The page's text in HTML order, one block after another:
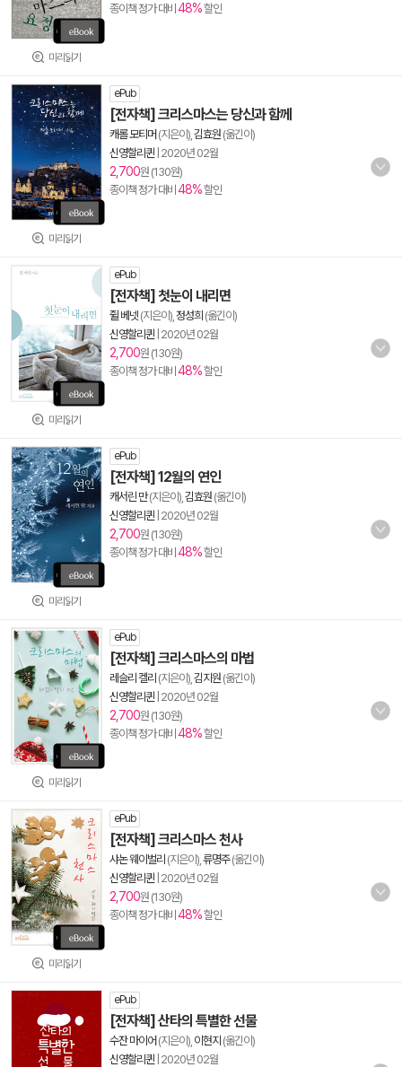
미리읽기
종이책 정가 대비 48%할인
미리읽기
ePub
[전자책] 크리스마스는 당신과 함께
캐롤 모티머 (지은이), 김효원 (옮긴이)
신영할리퀸 2020년 02월
2,700원 (130원)
종이책 정가 대비 48%할인
미리읽기
ePub
[전자책] 첫눈이 내리면
쥘 베넷 (지은이), 정성희 (옮긴이)
신영할리퀸 2020년 02월
2,700원 (130원)
종이책 정가 대비 48%할인
미리읽기
ePub
[전자책] 12월의 연인
캐서린 만(지은이), 김효원 (옮긴이)
신영할리퀸 2020년 02월
2,700원 (130원)
종이책 정가 대비 48%할인
미리읽기
ePub
[전자책] 크리스마스의 마법
레슬리 켈리 (지은이), 김지원 (옮긴이)
신영할리퀸 2020년 02월
2,700원 (130원)
종이책 정가 대비 48%할인
미리읽기
ePub
[전자책] 크리스마스 천사
샤논 웨이벌리 (지은이), 류명주(옮긴이)
신영할리퀸 2020년 02월
2,700원 (130원)
종이책 정가 대비 48%할인
ePub
[전자책] 산타의 특별한 선물
수잔 마이어 (지은이), 이현지 (옮긴이)
신영할리퀸 2020년 02월